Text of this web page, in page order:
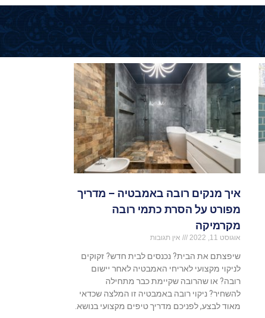
איך מנקים רובה באמבטיה – מדריך
מפורט על הסרת כתמי רובה
מקרמיקה
אוגוסט 11, 2022 אין תגובות
שיפצתם את הבית? נכנסים לבית חדש? זקוקים
לניקוי מקצועי לאריחי האמבטיה לאחר יישום
רובה? או שהרובה שקיימת כבר מתחילה
להשחיר? ניקוי רובה באמבטיה זו המלצה שכדאי
מאוד לבצע, לפניכם מדריך טיפים מקצועי בנושא.